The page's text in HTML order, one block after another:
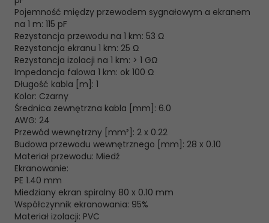
Pojemność między przewodem sygnałowym a ekranem
na 1 m: 115 pF
Rezystancja przewodu na 1 km: 53 Ω
Rezystancja ekranu 1 km: 25 Ω
Rezystancja izolacji na 1 km: > 1 GΩ
Impedancja falowa 1 km: ok 100 Ω
Długość kabla [m]: 1
Kolor: Czarny
Średnica zewnętrzna kabla [mm]: 6.0
AWG: 24
Przewód wewnętrzny [mm²]: 2 x 0.22
Budowa przewodu wewnętrznego [mm]: 28 x 0.10
Materiał przewodu: Miedź
Ekranowanie:
PE 1.40 mm
Miedziany ekran spiralny 80 x 0.10 mm
Współczynnik ekranowania: 95%
Materiał izolacji: PVC